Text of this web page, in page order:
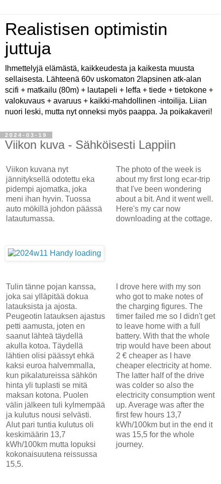
Realistisen optimistin
juttuja
Ihmettelyjä elämästä, kaikkeudesta ja kaikesta muusta
sellaisesta. Lähteenä 60v uskomaton 2lapsinen atk-alan
scifi + matkailu (80m) + lautapeli + leffa + tiede + tietokone +
valokuvaus + avaruus + kaikki-mahdollinen -intoilija. Liian
nuori leski, mutta nyt onneksi myös paappa. Ja poikakaveri!
2024-03-19
Viikon kuva - Sähköisesti Lappiin
Viikon kuvana nyt
jännityksellä odotettu eka
pidempi ajomatka, joka
meni ihan hyvin. Tuossa
auto mökillä johdon päässä
latautumassa.
The photo of the week is
about my first long ecar-trip
that I've been wondering
about a bit. And it went well.
Here's my car now
downloading at the cottage.
Tulin tänne pojan kanssa,
joka sai ylläpitää dokua
latauksista ja ajosta.
Peugeotin latauksen ajastus
petti aamusta, joten en
saanut lähteä täydellä
akulla kotoa. Täydellä
lähtien olisi päässyt ehkä
kaksi euroa halvemmalla,
kun pikalatureissa sähkön
hinta yli tuplasti se mitä
maksan kotona. Puolen
välin jälkeen tuli kylmempää
ja kulutus nousi selvästi.
Alut pari tuntia kulutus oli
keskimäärin 13,7
kWh/100km mutta lopuksi
kokonaisuutena reissussa
15,5.
I drove here with my son
who got to make notes of
the charging figures. The
timer failed me so I didn't get
to leave home with a full
battery. With that the whole
trip would have been about
2 € cheaper as I have
cheaper electricity at home.
The latter half of the drive
was colder so also the
electricity consumption went
up. Average was after the
first few hours 13,7
kWh/100km but in the end it
was 15,5 for the whole
journey.